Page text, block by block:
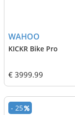
WAHOO
KICKR Bike Pro
€ 3999.99
- 25